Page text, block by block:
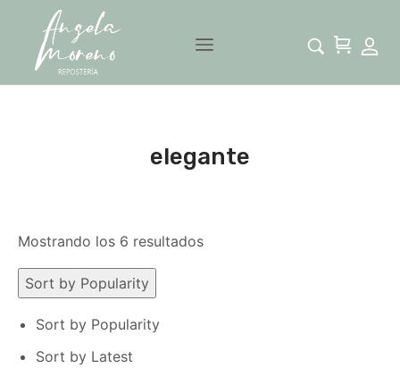
elegante
Mostrando los 6 resultados
Sort by Popularity
Sort by Popularity
Sort by Latest